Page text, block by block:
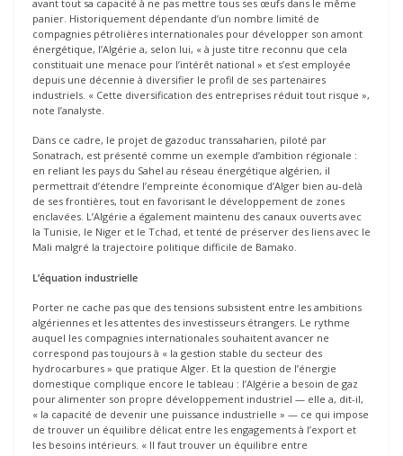
avant tout sa capacité à ne pas mettre tous ses œufs dans le même
panier. Historiquement dépendante d’un nombre limité de
compagnies pétrolières internationales pour développer son amont
énergétique, l’Algérie a, selon lui, « à juste titre reconnu que cela
constituait une menace pour l’intérêt national » et s’est employée
depuis une décennie à diversifier le profil de ses partenaires
industriels. « Cette diversification des entreprises réduit tout risque »,
note l’analyste.
Dans ce cadre, le projet de gazoduc transsaharien, piloté par
Sonatrach, est présenté comme un exemple d’ambition régionale :
en reliant les pays du Sahel au réseau énergétique algérien, il
permettrait d’étendre l’empreinte économique d’Alger bien au-delà
de ses frontières, tout en favorisant le développement de zones
enclavées. L’Algérie a également maintenu des canaux ouverts avec
la Tunisie, le Niger et le Tchad, et tenté de préserver des liens avec le
Mali malgré la trajectoire politique difficile de Bamako.
L’équation industrielle
Porter ne cache pas que des tensions subsistent entre les ambitions
algériennes et les attentes des investisseurs étrangers. Le rythme
auquel les compagnies internationales souhaitent avancer ne
correspond pas toujours à « la gestion stable du secteur des
hydrocarbures » que pratique Alger. Et la question de l’énergie
domestique complique encore le tableau : l’Algérie a besoin de gaz
pour alimenter son propre développement industriel — elle a, dit-il,
« la capacité de devenir une puissance industrielle » — ce qui impose
de trouver un équilibre délicat entre les engagements à l’export et
les besoins intérieurs. « Il faut trouver un équilibre entre